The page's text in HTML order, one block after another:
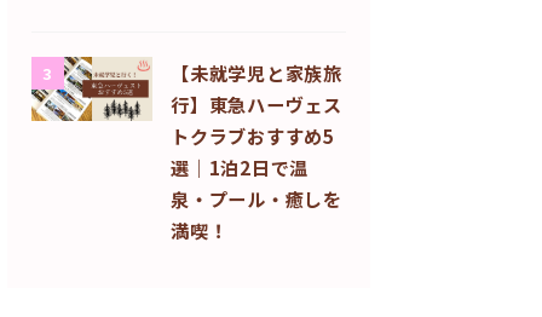
3
【未就学児と家族旅
行】東急ハーヴェス
トクラブおすすめ5
選｜1泊2日で温
泉・プール・癒しを
満喫！